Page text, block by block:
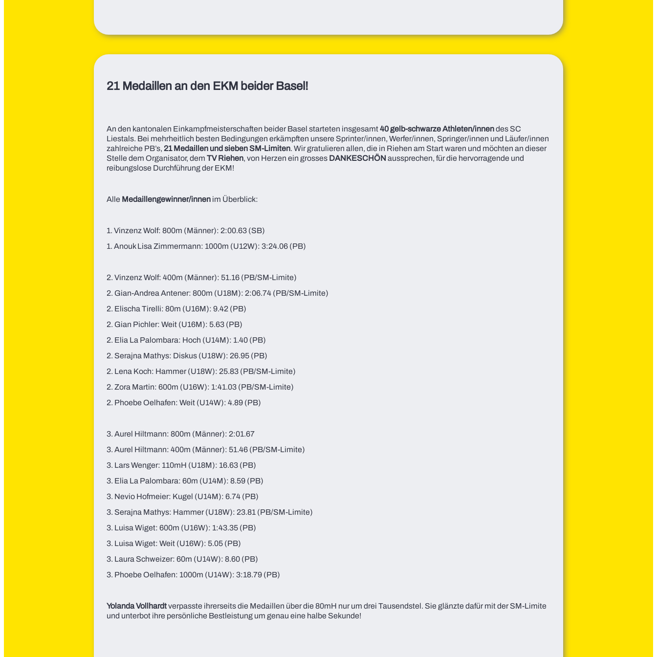
21 Medaillen an den EKM beider Basel!
An den kantonalen Einkampfmeisterschaften beider Basel starteten insgesamt40 gelb-schwarze Athleten/innendes SC
Liestals. Bei mehrheitlich besten Bedingungen erkämpften unsere Sprinter/innen, Werfer/innen, Springer/innen und Läufer/innen
zahlreiche PB’s, 21 Medaillen und sieben SM-Limiten. Wir gratulieren allen, die in Riehen am Start waren und möchten an dieser
Stelle dem Organisator, dem TV Riehen, von Herzen ein grosses DANKESCHÖN aussprechen, für die hervorragende und
reibungslose Durchführung der EKM!
Alle Medaillengewinner/innen im Überblick:
1. Vinzenz Wolf: 800m (Männer): 2:00.63 (SB)
1. Anouk Lisa Zimmermann: 1000m (U12W): 3:24.06 (PB)
2. Vinzenz Wolf: 400m (Männer): 51.16 (PB/SM-Limite)
2. Gian-Andrea Antener: 800m (U18M): 2:06.74 (PB/SM-Limite)
2. Elischa Tirelli: 80m (U16M): 9.42 (PB)
2. Gian Pichler: Weit (U16M): 5.63 (PB)
2. Elia La Palombara: Hoch (U14M): 1.40 (PB)
2. Serajna Mathys: Diskus (U18W): 26.95 (PB)
2. Lena Koch: Hammer (U18W): 25.83 (PB/SM-Limite)
2. Zora Martin: 600m (U16W): 1:41.03 (PB/SM-Limite)
2. Phoebe Oelhafen: Weit (U14W): 4.89 (PB)
3. Aurel Hiltmann: 800m (Männer): 2:01.67
3. Aurel Hiltmann: 400m (Männer): 51.46 (PB/SM-Limite)
3. Lars Wenger: 110mH (U18M): 16.63 (PB)
3. Elia La Palombara: 60m (U14M): 8.59 (PB)
3. Nevio Hofmeier: Kugel (U14M): 6.74 (PB)
3. Serajna Mathys: Hammer (U18W): 23.81 (PB/SM-Limite)
3. Luisa Wiget: 600m (U16W): 1:43.35 (PB)
3. Luisa Wiget: Weit (U16W): 5.05 (PB)
3. Laura Schweizer: 60m (U14W): 8.60 (PB)
3. Phoebe Oelhafen: 1000m (U14W): 3:18.79 (PB)
Yolanda Vollhardtverpasste ihrerseits die Medaillen über die 80mH nur um drei Tausendstel. Sie glänzte dafür mit der SM-Limite
und unterbot ihre persönliche Bestleistung um genau eine halbe Sekunde!